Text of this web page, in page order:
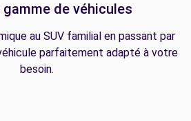
gamme de véhicules
au SUV familial en passant par
parfaitement adapté à votre
besoin.